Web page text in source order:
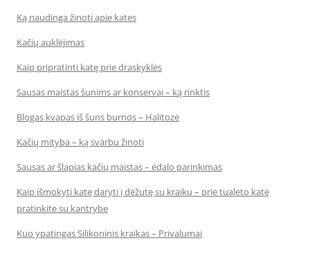
Ką naudinga žinoti apie kates
Kačių auklėjimas
Kaip pripratinti katę prie draskyklės
Sausas maistas šunims ar konservai – ką rinktis
Blogas kvapas iš šuns burnos – Halitozė
Kačių mityba – ką svarbu žinoti
Sausas ar šlapias kačių maistas – ėdalo parinkimas
Kaip išmokyti katę daryti į dėžutę su kraiku – prie tualeto katę
pratinkite su kantrybe
Kuo ypatingas Silikoninis kraikas – Privalumai